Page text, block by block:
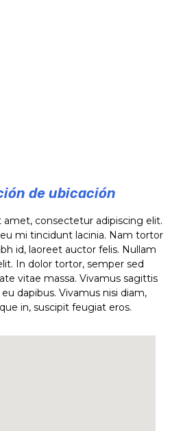
de ubicación
consectetur adipiscing elit.
mi tincidunt lacinia. Nam tortor
id, laoreet auctor felis. Nullam
In dolor tortor, semper sed
vitae massa. Vivamus sagittis
dapibus. Vivamus nisi diam,
in, suscipit feugiat eros.